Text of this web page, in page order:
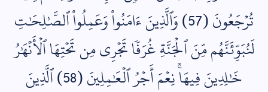
تُرۡجَعُونَ (57) وَٱلَّذِينَ ءَامَنُواْ وَعَمِلُواْ ٱلصَّٰلِحَٰتِ
لَنُبَوِّئَنَّهُم مِّنَ ٱلۡجَنَّةِ غُرَفٗا تَجۡرِي مِن تَحۡتِهَا ٱلۡأَنۡهَٰرُ
خَٰلِدِينَ فِيهَاۚ نِعۡمَ أَجۡرُ ٱلۡعَٰمِلِينَ (58) ٱلَّذِينَ